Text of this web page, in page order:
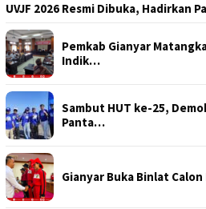
UVJF 2026 Resmi Dibuka, Hadirkan
Pemkab Gianyar
Indik…
Sambut HUT ke-25,
Panta…
Gianyar Buka Binlat